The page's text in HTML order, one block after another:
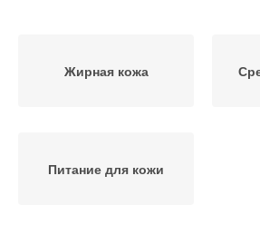
Жирная кожа
Питание для кожи